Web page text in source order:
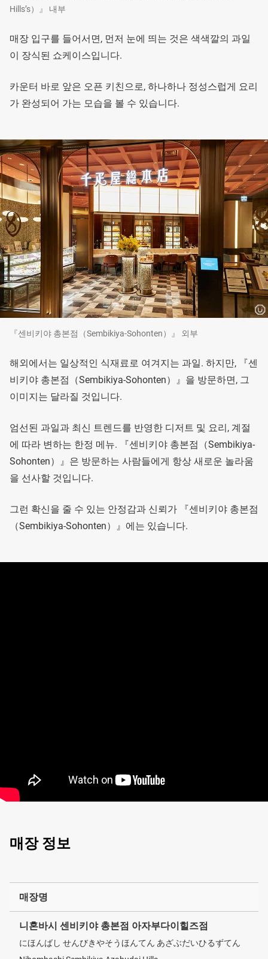
Hills’s）』 내부
매장 입구를 들어서면, 먼저 눈에 띄는 것은 색색깔의 과일
이 장식된 쇼케이스입니다.
카운터 바로 앞은 오픈 키친으로, 하나하나 정성스럽게 요리
가 완성되어 가는 모습을 볼 수 있습니다.
『센비키야 총본점（Sembikiya-Sohonten）』 외부
해외에서는 일상적인 식재료로 여겨지는 과일. 하지만, 『센
비키야 총본점（Sembikiya-Sohonten）』을 방문하면, 그
이미지는 달라질 것입니다.
엄선된 과일과 최신 트렌드를 반영한 디저트 및 요리, 계절
에 따라 변하는 한정 메뉴. 『센비키야 총본점（Sembikiya-
Sohonten）』은 방문하는 사람들에게 항상 새로운 놀라움
을 선사할 것입니다.
그런 확신을 줄 수 있는 안정감과 신뢰가 『센비키야 총본점
（Sembikiya-Sohonten）』에는 있습니다.
매장 정보
매장명
니혼바시 센비키야 총본점 아자부다이힐즈점
にほんばし せんびきやそうほんてん あざぶだいひるずてん